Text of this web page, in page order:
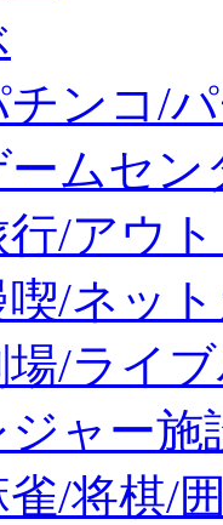
チンコ/
ームセン
行/アウ
喫/ネッ
場/ライ
ジャー施
雀/将棋/